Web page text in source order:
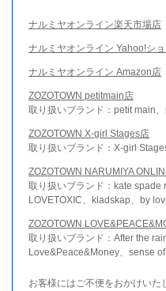
ナルミヤオンライン楽天市場店
ナルミヤオンライン Yahoo!シ
ナルミヤオンライン Amazon店
ZOZOTOWN petitmain店
取り扱いブランド：petit main
ZOZOTOWN X-girl Stages店
取り扱いブランド：X-girl
ZOZOTOWN NARUMIYA
取り扱いブランド：kate spade
LOVETOXIC、kladskap、by
ZOZOTOWN
取り扱いブランド：After the
Love&Peace&Money、sense
お客様にはご不便をおかけいた